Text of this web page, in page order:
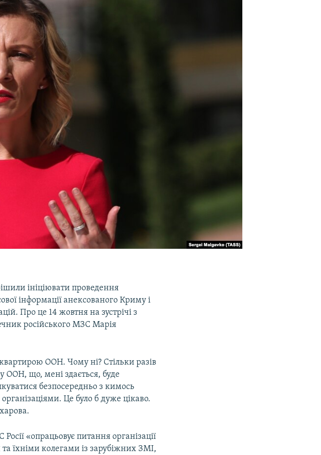
ініціювати проведення
інформації анексованого Криму і
Про це 14 жовтня на зустрічі з
російського МЗС Марія
ООН. Чому ні? Стільки разів
що, мені здається, буде
безпосередньо з кимось
Це було б дуже цікаво.
«опрацьовує питання організації
їхніми колегами із зарубіжних ЗМІ,